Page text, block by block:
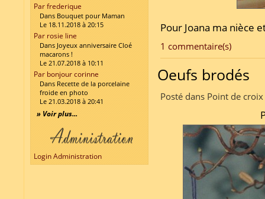
Par frederique
Dans Bouquet pour Maman
Le 18.11.2018 à 20:15
Par rosie line
Dans Joyeux anniversaire Cloé
macarons !
Le 21.07.2018 à 10:11
Par bonjour corinne
Dans Recette de la porcelaine
froide en photo
Le 21.03.2018 à 20:41
» Voir plus...
Login Administration
Pour Joana ma nièce
1 commentaire(s)
Oeufs brodés
Posté dans Point de